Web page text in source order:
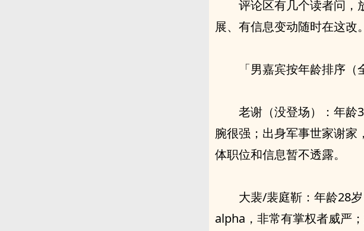
评论区有几个读者问，
展、有信息变动随时在这改。
「男嘉宾按年龄排序
老谢（没登场）：年龄
腕很强；出身军事世家谢
体职位和信息暂不透露。
大裴/裴庭靳：年龄28
alpha，非常有掌权者威严